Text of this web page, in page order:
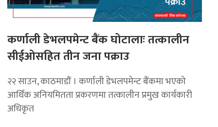
कर्णाली डेभलपमेन्ट बैंक घोटालाः तत्कालीन
सीईओसहित तीन जना पक्राउ
२२ साउन, काठमाडाैं । कर्णाली डेभलपमेन्ट बैंकमा भएको
आर्थिक अनियमितता प्रकरणमा तत्कालीन प्रमुख कार्यकारी
अधिकृत